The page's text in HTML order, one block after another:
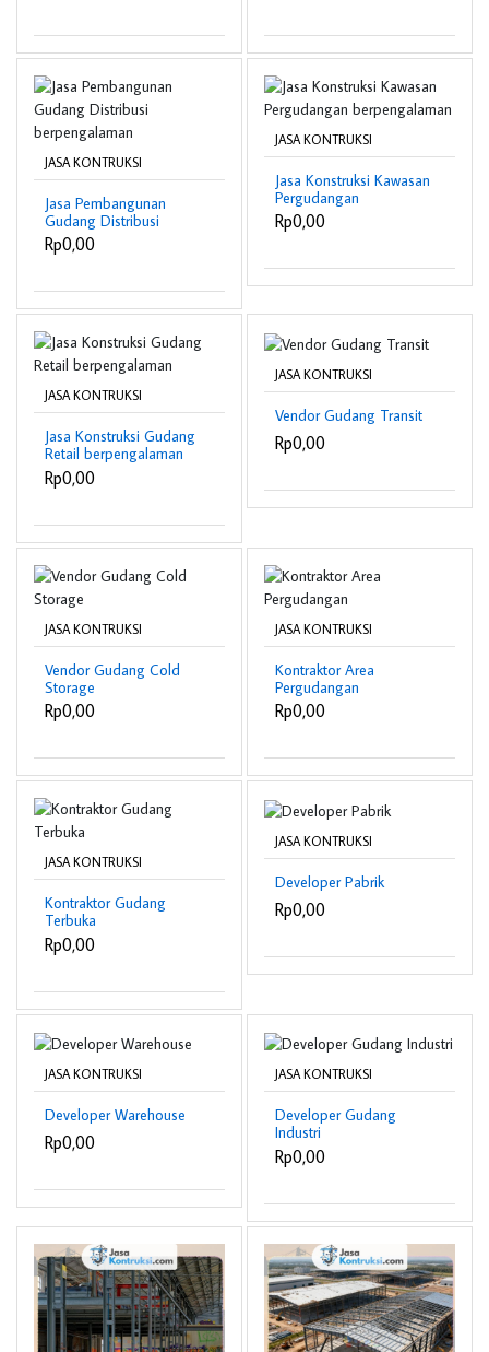
JASA KONTRUKSI
Jasa Pembangunan
Gudang Distribusi
berpengalaman
Rp0,00
JASA KONTRUKSI
Jasa Konstruksi Kawasan
Pergudangan
berpengalaman
Rp0,00
JASA KONTRUKSI
Jasa Konstruksi Gudang
Retail berpengalaman
Rp0,00
JASA KONTRUKSI
Vendor Gudang Transit
Rp0,00
JASA KONTRUKSI
Vendor Gudang Cold
Storage
Rp0,00
JASA KONTRUKSI
Kontraktor Area
Pergudangan
Rp0,00
JASA KONTRUKSI
Kontraktor Gudang
Terbuka
Rp0,00
JASA KONTRUKSI
Developer Pabrik
Rp0,00
JASA KONTRUKSI
Developer Warehouse
Rp0,00
JASA KONTRUKSI
Developer Gudang
Industri
Rp0,00